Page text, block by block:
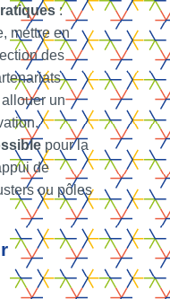
:
mettre en
des
un
pour la
de
ou pôles